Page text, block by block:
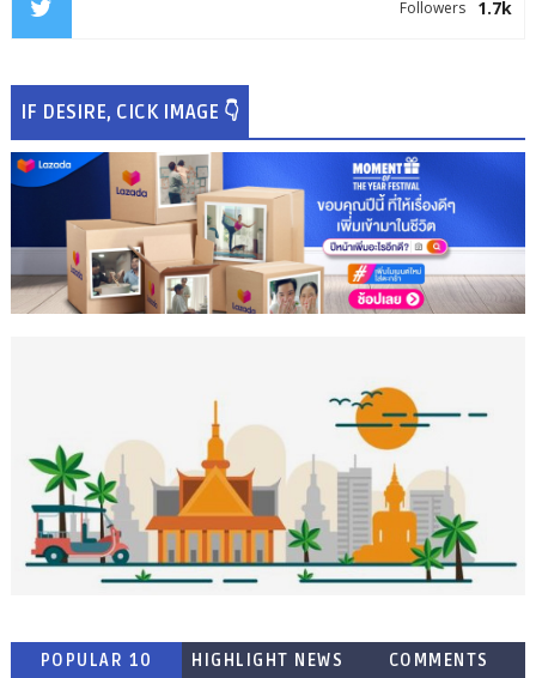
1.7k
Followers
IF DESIRE, CICK IMAGE 👇
POPULAR 10 HIGHLIGHT NEWS COMMENTS